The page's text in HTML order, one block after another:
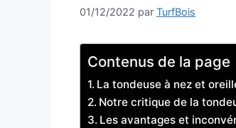
01/12/2022 par TurfBois
Contenus de la page
La tondeuse à nez et
Notre critique de la
Les avantages et